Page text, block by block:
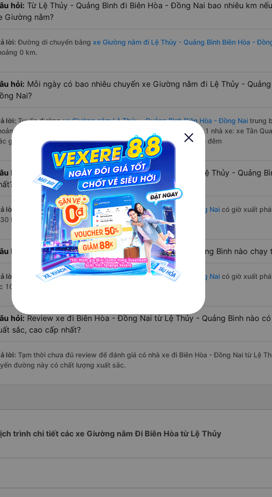
hỏi: Từ Lệ Thủy - Quảng Bình đi Biên Hòa - Đồng Nai bao nhiêu km
Giường nằm?
lời: Đường di chuyển bằng xe Giường nằm đi Lệ Thủy - Quảng Bình Biên Hòa -
0 km.
hỏi: Mỗi ngày có bao nhiêu chuyến xe Giường nằm đi Lệ Thủy -
Nai?
lời: Tuyến đườngxe Giường nằm Lệ Thủy - Quảng Bình Biên Hòa - Đồng Nai trung
8 chuyến trên
bắt đầu từ 3:30 đến 10:30 bởi 1 nhà xe: xe Tân
giờ xe chạy có đầy đủ cả ban ngày, buổi trưa, buổi chiều, ban đêm
hỏi:
Nhà xe Giường nằm đi Biên Hòa - Đồng Nai từ Lệ Thủy - Quảng
lời: ChuyếnGiường nằm Lệ Thủy - Quảng Bình Biên Hòa - Đồng Nai có giờ xuất
là của nhà xe Tân Quang Dũng.
hỏi: Nhà xe đi Biên Hòa - Đồng Nai từ Lệ Thủy - Quảng Bình nào chạy
lời: ChuyếnGiường nằm Lệ Thủy - Quảng Bình Biên Hòa - Đồng Nai có giờ xuất
10:30 là của nhà xe Tân Quang Dũng.
hỏi: Review xe đi Biên Hòa - Đồng Nai từ Lệ Thủy - Quảng Bình nào
sắc, cao cấp nhất?
lời: Tạm thời chưa đủ review để đánh giá có nhà xe đi Biên Hòa - Đồng Nai từ Lệ
đường này có chất lượng xuất sắc.
trình chi tiết các xe Giường nằm Đi Biên Hòa từ Lệ Thủy